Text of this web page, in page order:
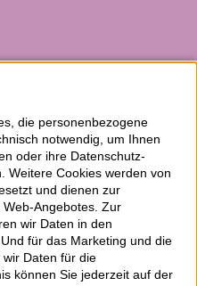
die personenbezogene
notwendig, um Ihnen
oder ihre Datenschutz-
Weitere Cookies werden von
und dienen zur
Web-Angebotes. Zur
wir Daten in den
für das Marketing und die
Daten für die
können Sie jederzeit auf der